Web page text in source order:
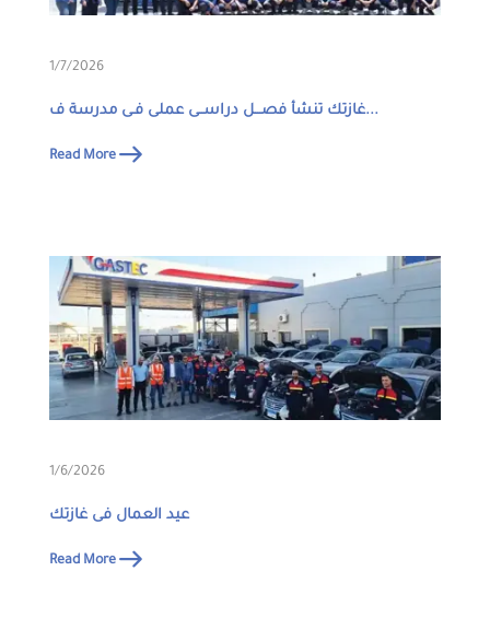
1/7/2026
غازتك تنشأ فصـــل دراســى عملى فـى مدرسة ف...
Read More
1/6/2026
عيد العمال فى غازتك
Read More